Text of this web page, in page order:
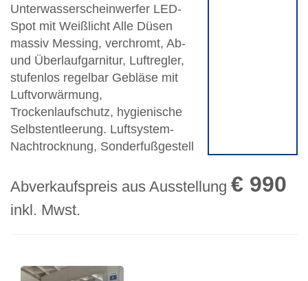
Unterwasserscheinwerfer LED-
Spot mit Weißlicht Alle Düsen
massiv Messing, verchromt, Ab-
und Überlaufgarnitur, Luftregler,
stufenlos regelbar Gebläse mit
Luftvorwärmung,
Trockenlaufschutz, hygienische
Selbstentleerung. Luftsystem-
Nachtrocknung, Sonderfußgestell
Abverkaufspreis aus Ausstellung € 990
inkl. Mwst.